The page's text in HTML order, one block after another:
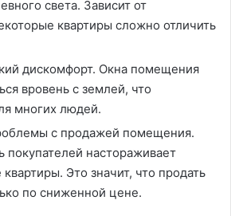
света. Зависит от
квартиры сложно отличить
дискомфорт. Окна помещения
вровень с землей, что
многих людей.
с продажей помещения.
покупателей настораживает
Это значит, что продать
по сниженной цене.